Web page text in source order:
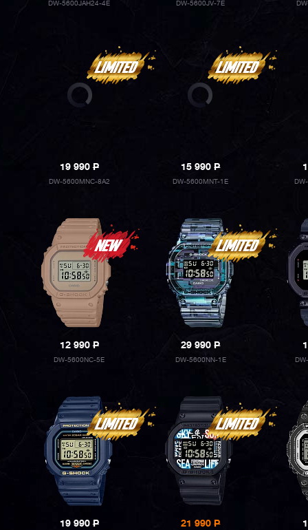
DW-5600JAH24-4E DW-5600JV-7E
19 990P
DW-5600MNC-8A2
15 990P
DW-5600MNT-1E
12 990P
DW-5600NC-5E
29 990P
DW-5600NN-1E
19 990P 21 990P